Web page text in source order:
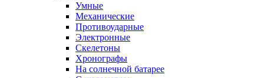
Умные
Механические
Противоударные
Электронные
Скелетоны
Хронографы
На солнечной батарее